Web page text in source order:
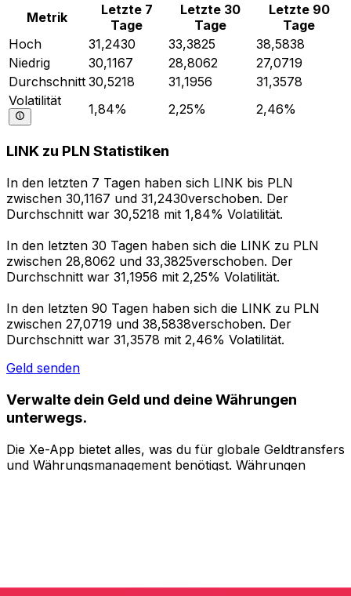
Metrik
Letzte 7
Tage
Letzte 30
Tage
Letzte 90
Tage
Hoch
31,2430 33,3825
38,5838
Niedrig
30,1167 28,8062
27,0719
Durchschnitt 30,5218 31,1956
31,3578
Volatilität
1,84% 2,25% 2,46%
LINK zu PLN Statistiken
In den letzten 7 Tagen haben sich LINK bis PLN
zwischen 30,1167 und 31,2430verschoben. Der
Durchschnitt war 30,5218 mit 1,84% Volatilität.
In den letzten 30 Tagen haben sich die LINK zu PLN
zwischen 28,8062 und 33,3825verschoben. Der
Durchschnitt war 31,1956 mit 2,25% Volatilität.
In den letzten 90 Tagen haben sich die LINK zu PLN
zwischen 27,0719 und 38,5838verschoben. Der
Durchschnitt war 31,3578 mit 2,46% Volatilität.
Geld senden
Verwalte dein Geld und deine Währungen
unterwegs.
Die Xe-App bietet alles, was du für globale Geldtransfers
und Währungsmanagement benötigst. Währungen